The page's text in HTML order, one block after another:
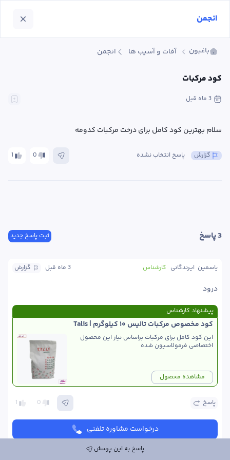
باغبون آفات و آسیب ها انجمن
کود مرکبات
3 ماه قبل
سلام بهترین کود کامل برای درخت مرکبات کدومه
1 0 پاسخ انتخاب نشده گزارش
ثبت پاسخ جدید 3 پاسخ
گزارش 3 ماه قبل کارشناس یاسمین  ایرندگانی
درود
پیشنهاد کارشناس
کود مخصوص مرکبات تالیس ۱۰ کیلوگرم | Talis
اختصاصی فرمولاسیون شده
مشاهده محصول
1 0 پاسخ
درخواست مشاوره تلفنی
پاسخ به این پرسش
انجمن